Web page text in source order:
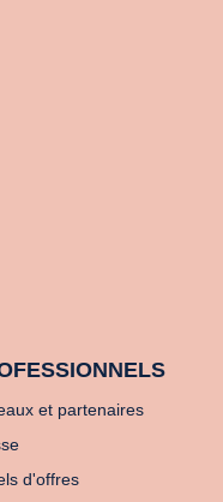
et partenaires
d'offres